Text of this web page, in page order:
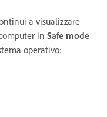
a visualizzare
in Safe mode
operativo: